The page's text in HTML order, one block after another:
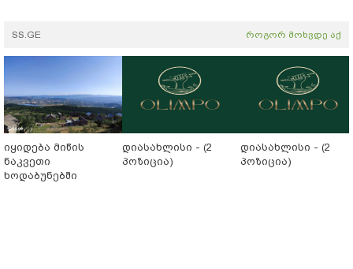
SS.GE როგორ მოხვდე აქ
იყიდება მიწის
ნაკვეთი
ხოდაბუნებში
დიასახლისი - (2
პოზიცია)
დიასახლისი - (2
პოზიცია)